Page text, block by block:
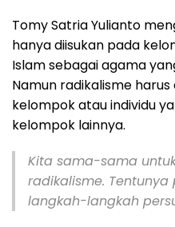
Tomy Satria Yulianto
hanya diisukan pada
Islam sebagai agama
Namun radikalisme
kelompok atau individu
kelompok lainnya.
Kita sama-sama
radikalisme.
langkah-langkah